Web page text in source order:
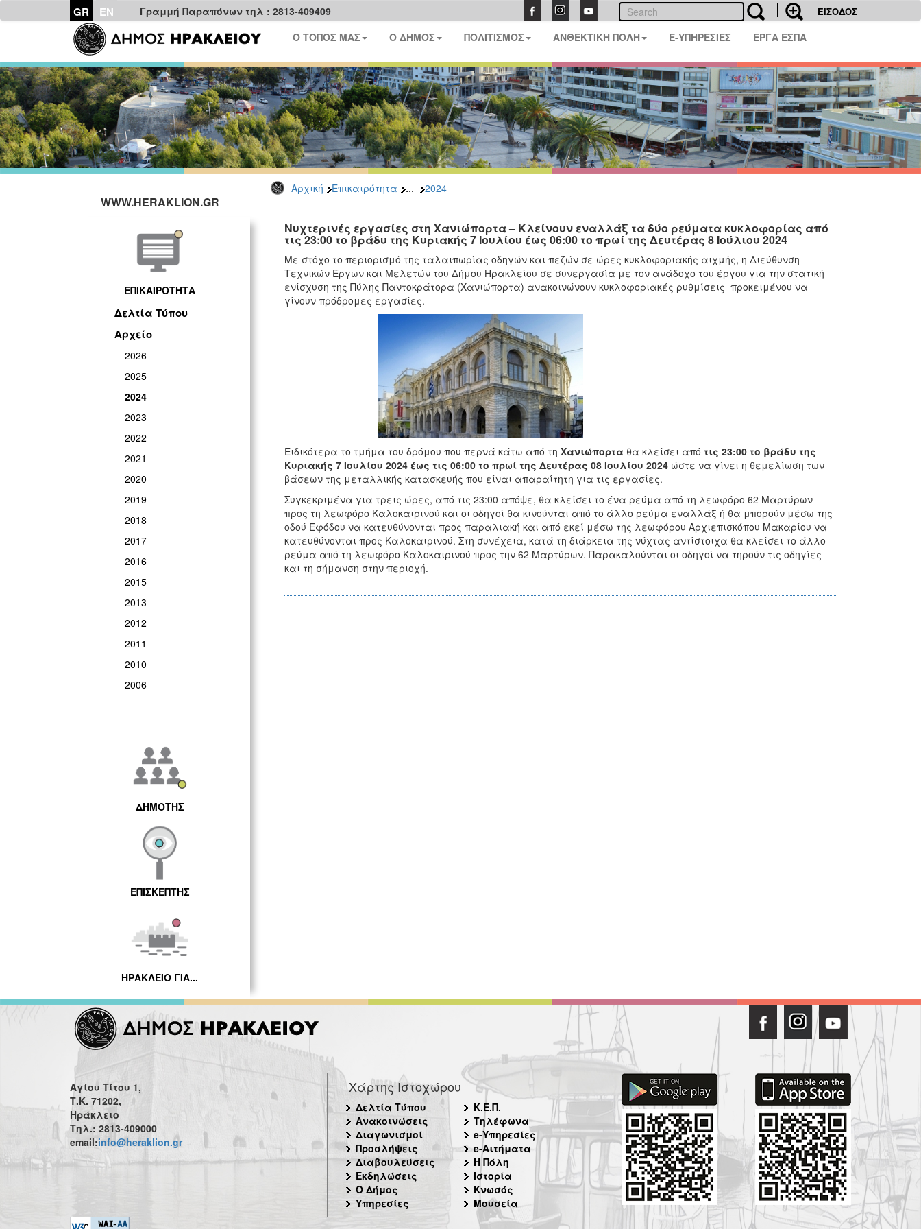
GR EN Γραμμή Παραπόνων τηλ : 2813-409409 ΕΙΣΟΔΟΣ
Ο ΤΟΠΟΣ ΜΑΣ Ο ΔΗΜΟΣ ΠΟΛΙΤΙΣΜΟΣ ΑΝΘΕΚΤΙΚΗ ΠΟΛΗ E-ΥΠΗΡΕΣΙΕΣ ΕΡΓΑ ΕΣΠΑ
Αρχική Επικαιρότητα ... 2024
WWW.HERAKLION.GR
ΕΠΙΚΑΙΡΟΤΗΤΑ
Δελτία Τύπου
Αρχείο
2026
2025
2024
2023
2022
2021
2020
2019
2018
2017
2016
2015
2013
2012
2011
2010
2006
ΔΗΜΟΤΗΣ
ΕΠΙΣΚΕΠΤΗΣ
ΗΡΑΚΛΕΙΟ ΓΙΑ...
Νυχτερινές εργασίες στη Χανιώπορτα – Κλείνουν εναλλάξ τα δύο ρεύματα κυκλοφορίας από
τις 23:00 το βράδυ της Κυριακής 7 Ιουλίου έως 06:00 το πρωί της Δευτέρας 8 Ιούλιου 2024
Με στόχο το περιορισμό της ταλαιπωρίας οδηγών και πεζών σε ώρες κυκλοφοριακής αιχμής, η Διεύθυνση
Τεχνικών Έργων και Μελετών του Δήμου Ηρακλείου σε συνεργασία με τον ανάδοχο του έργου για την στατική
ενίσχυση της Πύλης Παντοκράτορα (Χανιώπορτα) ανακοινώνουν κυκλοφοριακές ρυθμίσεις προκειμένου να
γίνουν πρόδρομες εργασίες.
Ειδικότερα το τμήμα του δρόμου που περνά κάτω από τη Χανιώπορτα θα κλείσει από τις 23:00 το βράδυ της
Κυριακής 7 Ιουλίου 2024 έως τις 06:00 το πρωί της Δευτέρας 08 Ιουλίου 2024ώστε να γίνει η θεμελίωση των
βάσεων της μεταλλικής κατασκευής που είναι απαραίτητη για τις εργασίες.
Συγκεκριμένα για τρεις ώρες, από τις 23:00 απόψε, θα κλείσει το ένα ρεύμα από τη λεωφόρο 62 Μαρτύρων
προς τη λεωφόρο Καλοκαιρινού και οι οδηγοί θα κινούνται από το άλλο ρεύμα εναλλάξ ή θα μπορούν μέσω της
οδού Εφόδου να κατευθύνονται προς παραλιακή και από εκεί μέσω της λεωφόρου Αρχιεπισκόπου Μακαρίου να
κατευθύνονται προς Καλοκαιρινού. Στη συνέχεια, κατά τη διάρκεια της νύχτας αντίστοιχα θα κλείσει το άλλο
ρεύμα από τη λεωφόρο Καλοκαιρινού προς την 62 Μαρτύρων. Παρακαλούνται οι οδηγοί να τηρούν τις οδηγίες
και τη σήμανση στην περιοχή.
Αγίου Τίτου 1,
Τ.Κ. 71202,
Ηράκλειο
Τηλ.: 2813-409000
email:info@heraklion.gr
Χάρτης Ιστοχώρου
Δελτία Τύπου
Ανακοινώσεις
Διαγωνισμοί
Προσλήψεις
Διαβουλεύσεις
Εκδηλώσεις
Ο Δήμος
Υπηρεσίες
Κ.Ε.Π.
Τηλέφωνα
e-Υπηρεσίες
e-Αιτήματα
Η Πόλη
Ιστορία
Κνωσός
Μουσεία